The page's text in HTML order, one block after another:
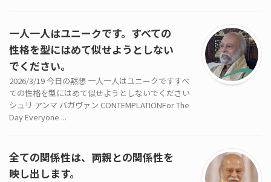
一人一人はユニークです。すべての
性格を型にはめて似せようとしない
でください。
2026/3/19 今日の黙想 一人一人はユニークですすべ
ての性格を型にはめて似せようとしないでください
シュリ アンマ バガヴァン CONTEMPLATIONFor The
Day Everyone ...
全ての関係性は、両親との関係性を
映し出します。